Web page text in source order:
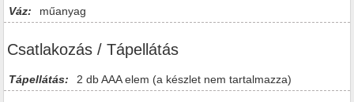
Váz: műanyag
Csatlakozás / Tápellátás
Tápellátás: 2 db AAA elem (a készlet nem tartalmazza)